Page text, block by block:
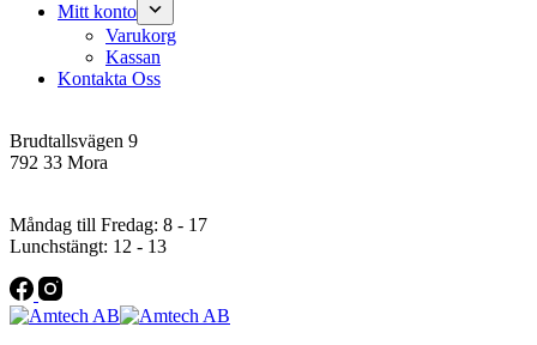
Mitt konto
Varukorg
Kassan
Kontakta Oss
Brudtallsvägen 9
792 33 Mora
Måndag till Fredag: 8 - 17
Lunchstängt: 12 - 13